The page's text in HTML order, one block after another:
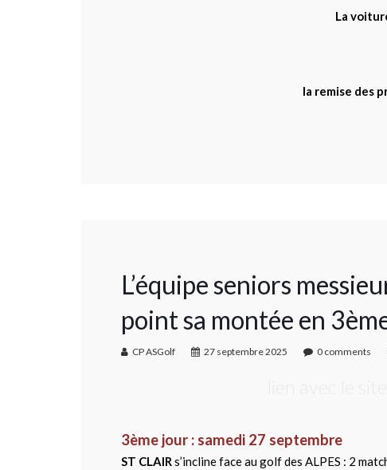
La
la remise des
L’équipe seniors
point sa montée en
CP ASGolf 27 septembre 2025 0 comments
3ème jour : samedi 27 septembre
ST CLAIRs’incline face au golf des ALPES : 2